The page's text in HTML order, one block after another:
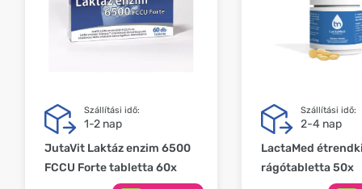
Szállítási idő:
1-2 nap
JutaVit Laktáz enzim 6500
FCCU Forte tabletta 60x
Szállítási idő:
2-4 nap
LactaMed
rágótabletta 50x